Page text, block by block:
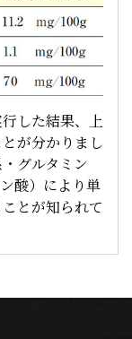
した結果、上
が分かりまし
グルタミン
酸）により単
とが知られて